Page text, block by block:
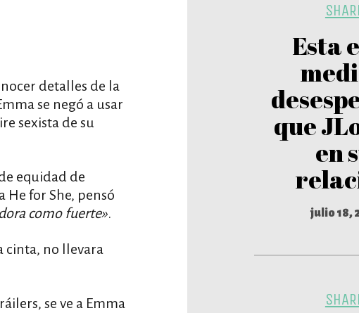
Esta
que
en
julio 18,
detalles de la
se negó a usar
sexista de su
equidad de
He for She, pensó
como fuerte».
cinta, no llevara
se ve a Emma